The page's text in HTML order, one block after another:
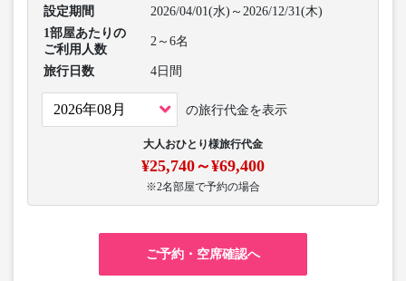
設定期間
2026/04/01(水)～2026/12/31(木)
1部屋あたりの
ご利用人数
2～6名
旅行日数 4日間
の旅行代金を表示
大人おひとり様旅行代金
¥25,740～¥69,400
※2名部屋で予約の場合
ご予約・空席確認へ